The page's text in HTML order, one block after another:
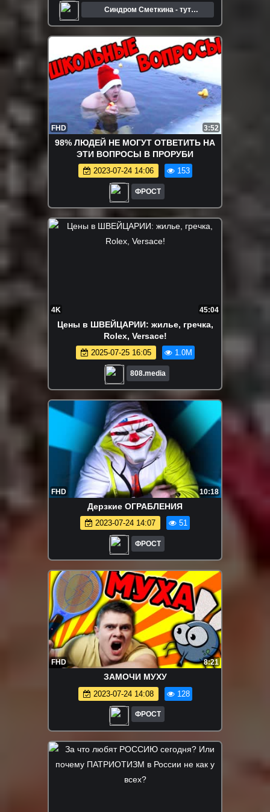
Синдром Сметкина - тут
путешествия и велосипед
FHD 3:52
98% ЛЮДЕЙ НЕ МОГУТ ОТВЕТИТЬ НА
ЭТИ ВОПРОСЫ В ПРОРУБИ
2023-07-24 14:06 153
ФРОСТ
4K 45:04
Цены в ШВЕЙЦАРИИ: жилье, гречка,
Rolex, Versace!
2025-07-25 16:05 1.0M
808.media
FHD 10:18
Дерзкие ОГРАБЛЕНИЯ
2023-07-24 14:07 51
ФРОСТ
FHD 8:21
ЗАМОЧИ МУХУ
2023-07-24 14:08 128
ФРОСТ